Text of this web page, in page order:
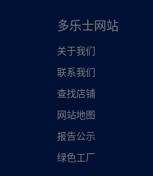
多乐士网站
关于我们
联系我们
查找店铺
网站地图
报告公示
绿色工厂